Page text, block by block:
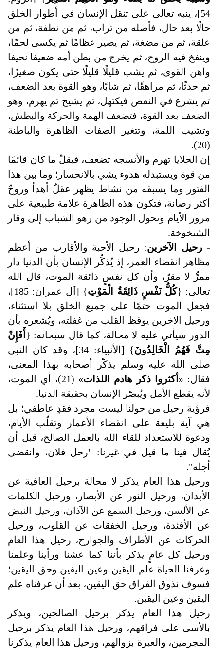
54]، ينبه تعالى على تنقل الإنسان في أطوار الخلق
حالًا بعد حال، فأصله من تراب، ثم من نطفة، ثم من
علقة، ثم من مضغة، ثم يصير عظامًا ثم يكسى لحمًا،
وينفخ فيه الروح، ثم يخرج من بطن أمه ضعيفا نحيفا
واهن القوى، ثم يشب قليلًا قليلًا حتى يكون صغيرًا،
ثم حدثًا، ثم مراهقًا، ثم شابًا، وهو القوة بعد الضعف،
ثم يشرع في النقص فيكتهل، ثم يشيخ ثم يهرم، وهو
الضعف بعد القوة، فتضعف الهمة والحركة والبطش،
وتشيب اللمة، وتتغير الصفات الظاهرة والباطنة
(20).
إن الخلايا تهرم والأنسجة تضعف، فيقلّ ما كان قائمًا
من قوة ويستبدله هدوء يشي بالانحسار؛ وما بين هذا
الفتور وما يسبقه من نشاط يظهر عقلٌ أهدأ وروحٌ
أكثر رصانة، فتكون هذه الظاهرة علامة طبيعية على
مرور الأيام وتحول الوجود من زهو الشباب إلى وقار
الشيخوخة.
- رحيل الآخرين: رحيل الأحبة والأقارب من أعظم
مظاهر انقضاء العمر، إذ يُذكِّر الإنسان بأن الدنيا دار
ممرٍّ لا مقرّ، وأن كل نفسٍ ذائقة الموت، قال الله
تعالى: {كُلُّ نَفْسٍ ذَائِقَةُ الْمَوْتِ
} [آل عمران: 185]،
فجعل الموت حتمًا على جميع الخلق بلا استثناء،
ورحيل الآخرين يوقظ القلب من غفلته، ويُشعره بأن
الدور سيأتي عليه لا محالة، كما قال سبحانه: { أَفَإِنْ
مِتَّ فَهُمُ الْخَالِدُونَ
} [الأنبياء: 34]، وقد كان النبي
صلى الله عليه وسلم يذكّر أصحابه بهذا المعنى،
فقال: « أكثروا ذكر هادم اللذات
» (21)، أي الموت،
لأنه يقطع الأمل ويُبصّر الإنسان بحقيقة الدنيا.
فرؤية رحيل من حولنا ليست مجرد فقدٍ عاطفي؛ بل
هي آية بليغة على انقضاء الأعمار وتقلّب الأيام،
ودعوة للاستعداد للقاء الله بالعمل الصالح، قبل أن
يُقال فينا ما قيل في غيرنا: "رحل فلان، وانقضى
أجله".
ورحيل هذا العام يذكر لا محالة برحيل العافية عن
الأبدان، ورحيل النور عن الأبصار، ورحيل الكلمات
عن الألسن، ورحيل السمع عن الآذان، ورحيل النبض
عن الأفئدة، ورحيل الخفقات عن القلوب، ورحيل
الحركات عن الأطراف والجوارح، رحيل هذا العام
ورحيل كل عامٍ يذكر بأننا كما عشنا ورأينا وعلمنا
وعرفنا الحياة علم اليقين وعين اليقين وحق اليقين؛
فسوف نذوق الفراق حق اليقين، بعد أن عرفناه علم
اليقين وعين اليقين.
رحيل هذا العام يذكر برحيل الصالحين، ويذكر
بالأسى على فراقهم، ورحيل هذا العام يذكر برحيل
المجرمين، والعبرة بزوالهم، ورحيل هذا العام يذكرنا